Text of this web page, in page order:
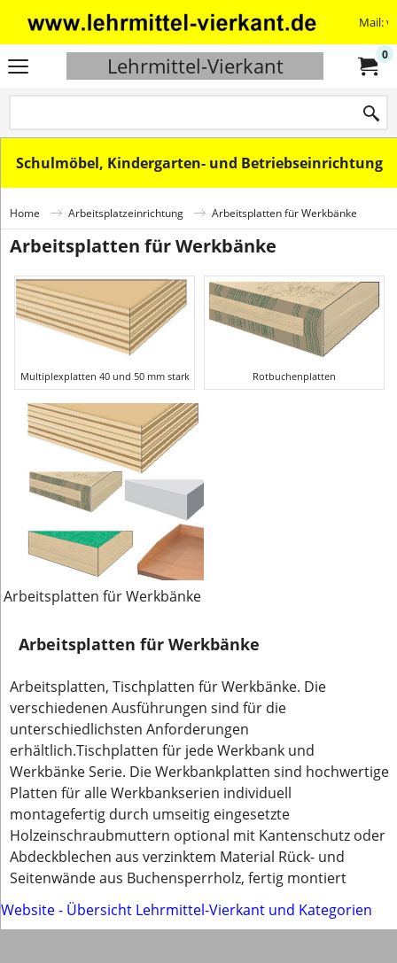
Mail:
Lehrmittel-Vierkant 0
Schulmöbel, Kindergarten- und Betriebseinrichtung
Home Arbeitsplatzeinrichtung Arbeitsplatten für Werkbänke
Arbeitsplatten für Werkbänke
Multiplexplatten 40 und 50 mm stark Rotbuchenplatten
Arbeitsplatten für Werkbänke
Arbeitsplatten für Werkbänke
Arbeitsplatten, Tischplatten für Werkbänke. Die
verschiedenen Ausführungen sind für die
unterschiedlichsten Anforderungen
erhältlich.Tischplatten für jede Werkbank und
Werkbänke Serie. Die Werkbankplatten sind hochwertige
Platten für alle Werkbankserien individuell
montagefertig durch umseitig eingesetzte
Holzeinschraubmuttern optional mit Kantenschutz oder
Abdeckblechen aus verzinktem Material Rück- und
Seitenwände aus Buchensperrholz, fertig montiert
Website - Übersicht Lehrmittel-Vierkant und Kategorien